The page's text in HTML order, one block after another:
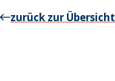
zurück zur Übersicht